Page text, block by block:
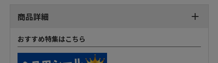
商品詳細
おすすめ特集はこちら